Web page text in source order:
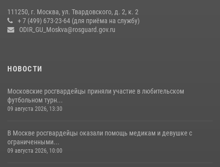
Центральный округ Росгвардии отмечает 105-летие
111250, г. Москва, ул. Твардовского, д. 2, к. 2
+ 7 (499) 673-23-64 (для приёма на службу)
ODIR_GU_Moskva@rosguard.gov.ru
НОВОСТИ
Московские росгвардейцы приняли участие в любительском
футбольном турн...
09 августа 2026, 13:30
В Москве росгвардейцы оказали помощь медикам и девушке с
ограниченными...
09 августа 2026, 10:00